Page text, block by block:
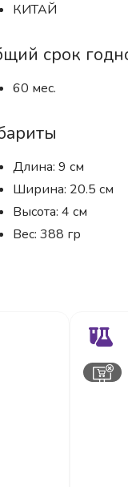
КИТАЙ
срок
60 мес.
Длина: 9 см
Ширина: 20.5 см
Высота: 4 см
Вес: 388 гр